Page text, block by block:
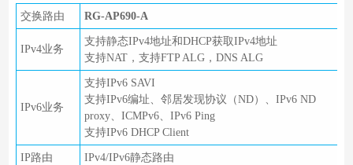
交换路由 RG-AP690-A
IPv4业务
支持静态IPv4地址和DHCP获取IPv4地址
支持NAT，支持FTP ALG，DNS ALG
IPv6业务
支持IPv6 SAVI
支持IPv6编址、邻居发现协议（ND）、IPv6 ND
proxy、ICMPv6、IPv6 Ping
支持IPv6 DHCP Client
IP路由 IPv4/IPv6静态路由